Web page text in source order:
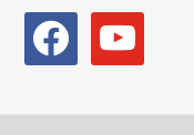
facebook youtube